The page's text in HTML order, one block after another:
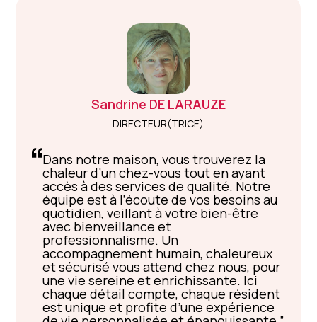
Sandrine DE LARAUZE
DIRECTEUR(TRICE)
Dans notre maison, vous trouverez la
chaleur d’un chez-vous tout en ayant
accès à des services de qualité. Notre
équipe est à l’écoute de vos besoins au
quotidien, veillant à votre bien-être
avec bienveillance et
professionnalisme. Un
accompagnement humain, chaleureux
et sécurisé vous attend chez nous, pour
une vie sereine et enrichissante. Ici
chaque détail compte, chaque résident
est unique et profite d’une expérience